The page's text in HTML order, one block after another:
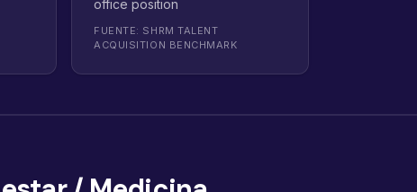
office position
FUENTE: SHRM TALENT
ACQUISITION BENCHMARK